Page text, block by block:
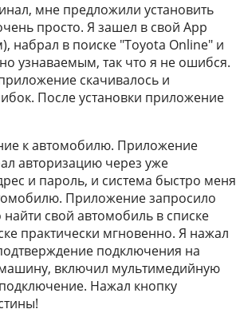
мне предложили установить
просто. Я зашел в свой App
набрал в поиске "Toyota Online" и
узнаваемым, так что я не ошибся.
скачивалось и
После установки приложение
к автомобилю. Приложение
авторизацию через уже
и пароль, и система быстро меня
Приложение запросило
свой автомобиль в списке
практически мгновенно. Я нажал
подключения на
включил мультимедийную
Нажал кнопку